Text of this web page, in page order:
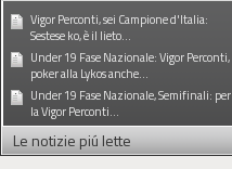
Vigor Perconti, sei Campione d'Italia:
Sestese ko, è il lieto...
Under 19 Fase Nazionale: Vigor Perconti,
poker alla Lykos anche...
Under 19 Fase Nazionale, Semifinali: per
la Vigor Perconti...
Le notizie piú lette